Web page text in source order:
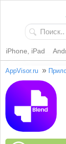
iPhone, iPad
AppVisor.ru »